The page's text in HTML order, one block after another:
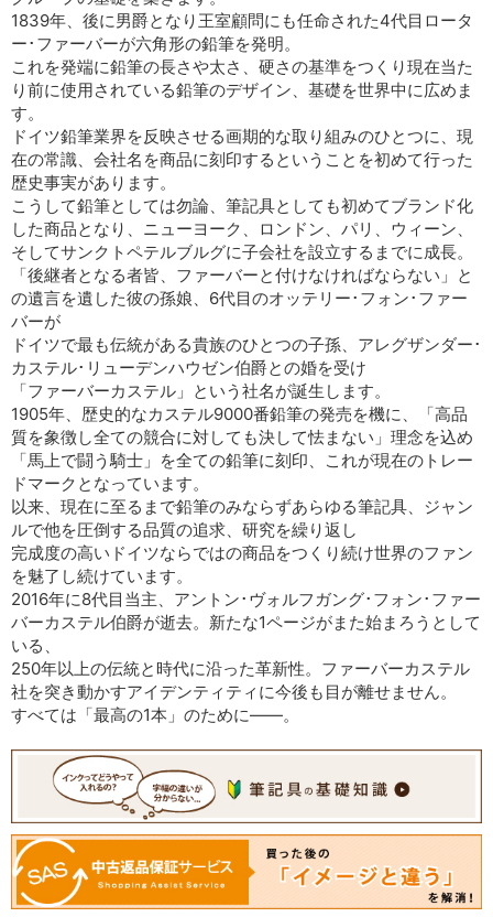
1839年、後に男爵となり王室顧問にも任命された4代目ロータ
ー･ファーバーが六角形の鉛筆を発明。
これを発端に鉛筆の長さや太さ、硬さの基準をつくり現在当た
り前に使用されている鉛筆のデザイン、基礎を世界中に広めま
す。
ドイツ鉛筆業界を反映させる画期的な取り組みのひとつに、現
在の常識、会社名を商品に刻印するということを初めて行った
歴史事実があります。
こうして鉛筆としては勿論、筆記具としても初めてブランド化
した商品となり、ニューヨーク、ロンドン、パリ、ウィーン、
そしてサンクトペテルブルグに子会社を設立するまでに成長。
「後継者となる者皆、ファーバーと付けなければならない」と
の遺言を遺した彼の孫娘、6代目のオッテリー･フォン･ファー
バーが
ドイツで最も伝統がある貴族のひとつの子孫、アレグザンダー･
カステル･リューデンハウゼン伯爵との婚を受け
「ファーバーカステル」という社名が誕生します。
1905年、歴史的なカステル9000番鉛筆の発売を機に、「高品
質を象徴し全ての競合に対しても決して怯まない」理念を込め
「馬上で闘う騎士」を全ての鉛筆に刻印、これが現在のトレー
ドマークとなっています。
以来、現在に至るまで鉛筆のみならずあらゆる筆記具、ジャン
ルで他を圧倒する品質の追求、研究を繰り返し
完成度の高いドイツならではの商品をつくり続け世界のファン
を魅了し続けています。
2016年に8代目当主、アントン･ヴォルフガング･フォン･ファー
バーカステル伯爵が逝去。新たな1ページがまた始まろうとして
いる、
250年以上の伝統と時代に沿った革新性。ファーバーカステル
社を突き動かすアイデンティティに今後も目が離せません。
すべては「最高の1本」のために――。